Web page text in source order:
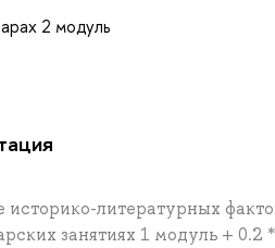
2 модуль
историко-литературных
занятиях 1 модуль +